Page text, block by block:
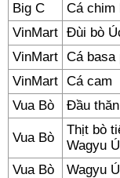
Big C
Cá chim
VinMart Đùi bò
VinMart Cá basa
VinMart Cá cam
Vua Bò
Đầu
Vua Bò
Thịt bò
Wagyu
Vua Bò Wagyu